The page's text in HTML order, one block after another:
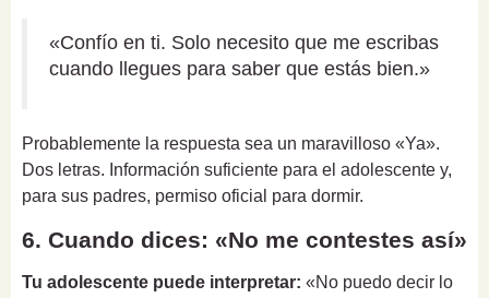
«Confío en ti. Solo necesito que me escribas
cuando llegues para saber que estás bien.»
Probablemente la respuesta sea un maravilloso «Ya».
Dos letras. Información suficiente para el adolescente y,
para sus padres, permiso oficial para dormir.
6. Cuando dices: «No me contestes así»
Tu adolescente puede interpretar: «No puedo decir lo